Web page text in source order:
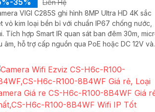
35%
Liên Hệ
VIGI C285S ghi hình 8MP Ultra HD 4K sắc
vỏ kim loại bền bỉ với chuẩn IP67 chống nước,
micro
âm, hỗ trợ cấp nguồn qua PoE hoặc DC 12V và
thông, quản lý dễ dàng qua VIGI App, VIGI
trình duyệt web, đảm bảo giám sát hiệu